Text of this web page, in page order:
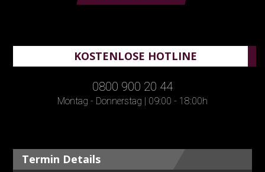
KOSTENLOSE HOTLINE
0800 900 20 44
Montag - Donnerstag | 09:00 - 18:00h
Termin Details